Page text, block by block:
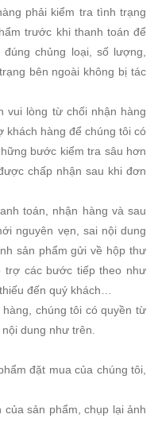
phải kiểm tra tình trạng
trước khi thanh toán để
chủng loại, số lượng,
bên ngoài không bị tác
vui lòng từ chối nhận hàng
khách hàng để chúng tôi có
bước kiểm tra sâu hơn
chấp nhận sau khi đơn
toán, nhận hàng và sau
nguyên vẹn, sai nội dung
sản phẩm gửi về hộp thư
trợ các bước tiếp theo như
đến quý khách…
chúng tôi có quyền từ
dung như trên.
đặt mua của chúng tôi,
sản phẩm, chụp lại ảnh